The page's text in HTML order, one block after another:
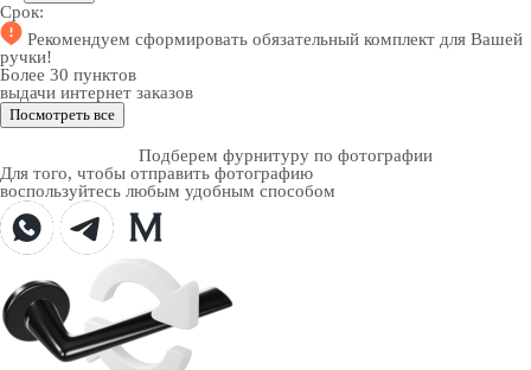
Срок:
Рекомендуем сформировать обязательный комплект для Вашей
ручки!
Более 30 пунктов
выдачи интернет заказов
Посмотреть все
Подберем фурнитуру по фотографии
Для того, чтобы отправить фотографию
воспользуйтесь любым удобным способом